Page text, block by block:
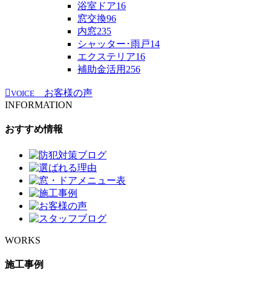
浴室ドア16
窓交換96
内窓235
シャッター･雨戸14
エクステリア16
補助金活用 256
VOICE
お客様の声
INFORMATION
おすすめ情報
WORKS
施工事例